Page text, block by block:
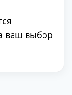
ваш выбор